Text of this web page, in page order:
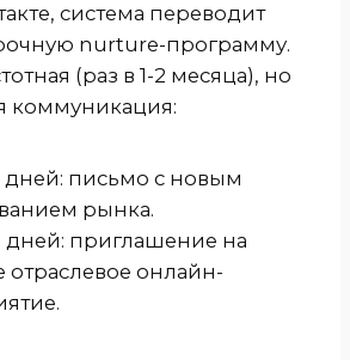
система переводит
nurture-программу.
(раз в 1-2 месяца), но
коммуникация:
дней: письмо с новым
рынка.
дней: приглашение на
онлайн-